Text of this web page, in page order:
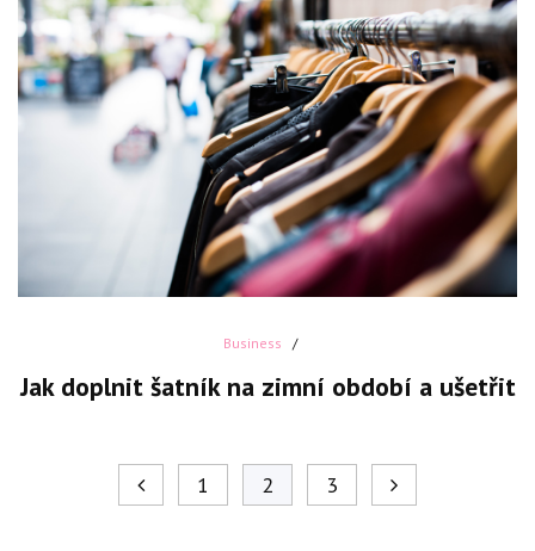
Business
Jak doplnit šatník na zimní období a ušetřit
1 2 3